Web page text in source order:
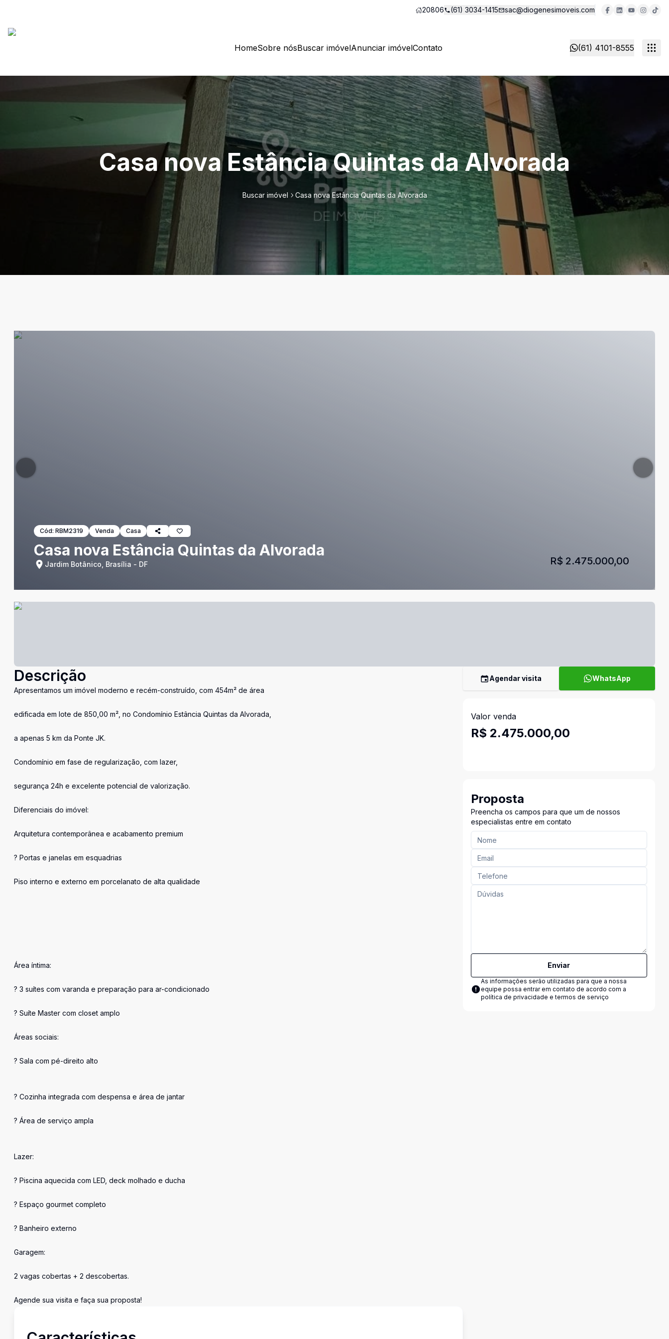
20806 (61) 3034-1415 sac@diogenesimoveis.com
HomeSobre nósBuscar imóvelAnunciar imóvelContato (61) 4101-8555
Casa nova Estância Quintas da Alvorada
Buscar imóvel Casa nova Estância Quintas da Alvorada
Cód: RBM2319 Venda Casa
Casa nova Estância Quintas da Alvorada
Jardim Botânico, Brasília - DF R$ 2.475.000,00
Descrição
Apresentamos um imóvel moderno e recém-construído, com 454m² de área
edificada em lote de 850,00 m², no Condomínio Estância Quintas da Alvorada,
a apenas 5 km da Ponte JK.
Condomínio em fase de regularização, com lazer,
segurança 24h e excelente potencial de valorização.
Diferenciais do imóvel:
Arquitetura contemporânea e acabamento premium
? Portas e janelas em esquadrias
Piso interno e externo em porcelanato de alta qualidade
Área íntima:
? 3 suítes com varanda e preparação para ar-condicionado
? Suíte Master com closet amplo
Áreas sociais:
? Sala com pé-direito alto
? Cozinha integrada com despensa e área de jantar
? Área de serviço ampla
Lazer:
? Piscina aquecida com LED, deck molhado e ducha
? Espaço gourmet completo
? Banheiro externo
Garagem:
2 vagas cobertas + 2 descobertas.
Agende sua visita e faça sua proposta!
Agendar visita WhatsApp
Valor venda
R$ 2.475.000,00
Proposta
Preencha os campos para que um de nossos
especialistas entre em contato
Enviar
As informações serão utilizadas para que a nossa
equipe possa entrar em contato de acordo com a
política de privacidade e termos de serviço